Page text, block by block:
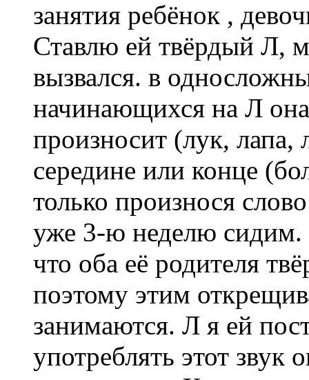
занятия ребёнок ,
Ставлю ей твёрдый Л,
вызвался. в
начинающихся на Л она
произносит (лук,
середине или конце
только произнося
уже 3-ю неделю сидим.
что оба её родителя
поэтому этим
занимаются. Л я ей
употреблять этот звук